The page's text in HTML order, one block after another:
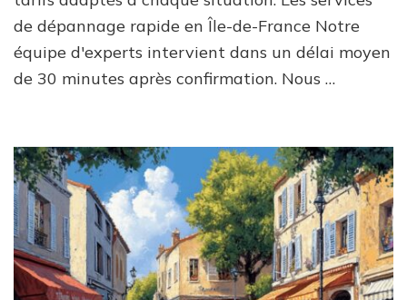
de dépannage rapide en Île-de-France Notre
équipe d'experts intervient dans un délai moyen
de 30 minutes après confirmation. Nous …